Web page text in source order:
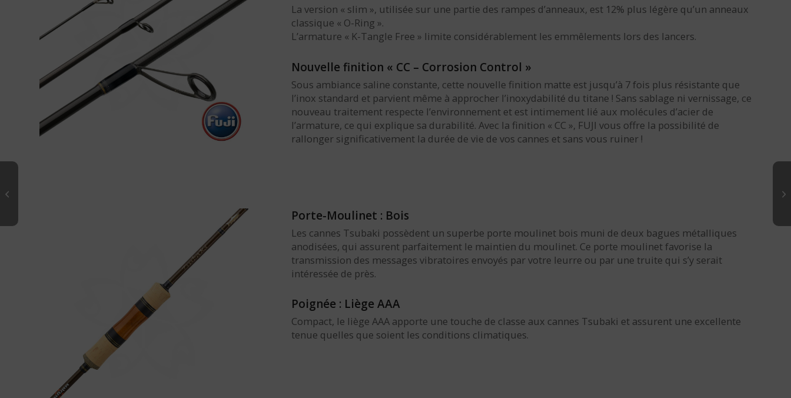
La version « slim », utilisée sur une partie des rampes d’anneaux, est 12% plus légère qu’un anneaux
classique « O-Ring ».
L’armature « K-Tangle Free » limite considérablement les emmêlements lors des lancers.
Nouvelle finition « CC – Corrosion Control »
Sous ambiance saline constante, cette nouvelle finition matte est jusqu’à 7 fois plus résistante que
l’inox standard et parvient même à approcher l’inoxydabilité du titane ! Sans sablage ni vernissage, ce
nouveau traitement respecte l’environnement et est intimement lié aux molécules d’acier de
l’armature, ce qui explique sa durabilité. Avec la finition « CC », FUJI vous offre la possibilité de
rallonger significativement la durée de vie de vos cannes et sans vous ruiner !
Porte-Moulinet : Bois
Les cannes Tsubaki possèdent un superbe porte moulinet bois muni de deux bagues métalliques
anodisées, qui assurent parfaitement le maintien du moulinet. Ce porte moulinet favorise la
transmission des messages vibratoires envoyés par votre leurre ou par une truite qui s’y serait
intéressée de près.
Poignée : Liège AAA
Compact, le liège AAA apporte une touche de classe aux cannes Tsubaki et assurent une excellente
tenue quelles que soient les conditions climatiques.